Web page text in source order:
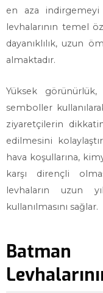
en aza
levhalarının temel
dayanıklılık, uzun
almaktadır.
Yüksek
semboller
ziyaretçilerin
edilmesini
hava koşullarına,
karşı dirençli
levhaların uzun
kullanılmasını sağlar.